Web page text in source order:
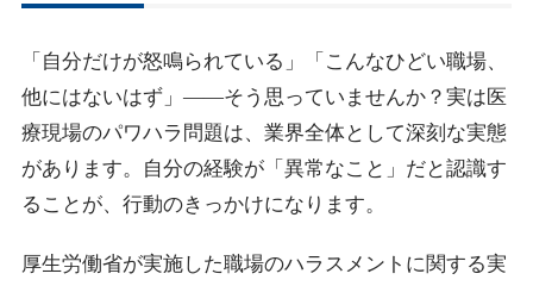
「自分だけが怒鳴られている」「こんなひどい職場、
他にはないはず」——そう思っていませんか？実は医
療現場のパワハラ問題は、業界全体として深刻な実態
があります。自分の経験が「異常なこと」だと認識す
ることが、行動のきっかけになります。
厚生労働省が実施した職場のハラスメントに関する実